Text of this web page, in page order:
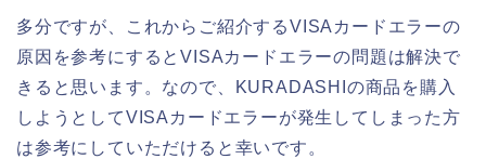
多分ですが、これからご紹介するVISAカードエラーの
原因を参考にするとVISAカードエラーの問題は解決で
きると思います。なので、KURADASHIの商品を購入
しようとしてVISAカードエラーが発生してしまった方
は参考にしていただけると幸いです。